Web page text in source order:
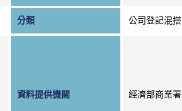
分類 公司登記混搭
資料提供機關 經濟部商業署